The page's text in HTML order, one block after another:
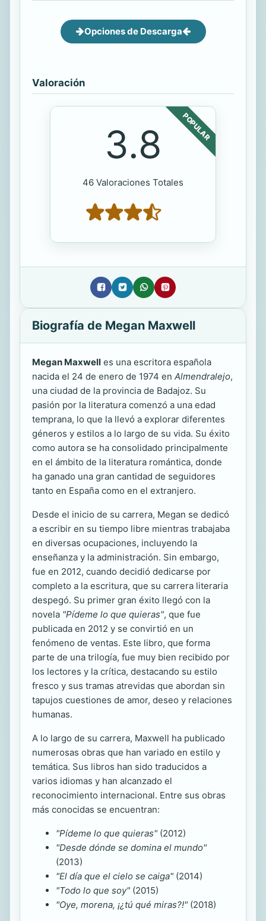
Opciones de Descarga
Valoración
POPULAR
3.8
46 Valoraciones Totales
Biografía de Megan Maxwell
Megan Maxwell es una escritora española
nacida el 24 de enero de 1974 en Almendralejo,
una ciudad de la provincia de Badajoz. Su
pasión por la literatura comenzó a una edad
temprana, lo que la llevó a explorar diferentes
géneros y estilos a lo largo de su vida. Su éxito
como autora se ha consolidado principalmente
en el ámbito de la literatura romántica, donde
ha ganado una gran cantidad de seguidores
tanto en España como en el extranjero.
Desde el inicio de su carrera, Megan se dedicó
a escribir en su tiempo libre mientras trabajaba
en diversas ocupaciones, incluyendo la
enseñanza y la administración. Sin embargo,
fue en 2012, cuando decidió dedicarse por
completo a la escritura, que su carrera literaria
despegó. Su primer gran éxito llegó con la
novela "Pídeme lo que quieras", que fue
publicada en 2012 y se convirtió en un
fenómeno de ventas. Este libro, que forma
parte de una trilogía, fue muy bien recibido por
los lectores y la crítica, destacando su estilo
fresco y sus tramas atrevidas que abordan sin
tapujos cuestiones de amor, deseo y relaciones
humanas.
A lo largo de su carrera, Maxwell ha publicado
numerosas obras que han variado en estilo y
temática. Sus libros han sido traducidos a
varios idiomas y han alcanzado el
reconocimiento internacional. Entre sus obras
más conocidas se encuentran:
"Pídeme lo que quieras" (2012)
"Desde dónde se domina el mundo"
(2013)
"El día que el cielo se caiga" (2014)
"Todo lo que soy" (2015)
"Oye, morena, ¡¿tú qué miras?!" (2018)